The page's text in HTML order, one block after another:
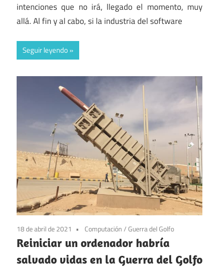
intenciones que no irá, llegado el momento, muy
allá. Al fin y al cabo, si la industria del software
Seguir leyendo
18 de abril de 2021 Computación/Guerra del Golfo
Reiniciar un ordenador habría
salvado vidas en la Guerra del Golfo